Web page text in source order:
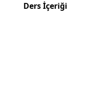
Ders İçeriği